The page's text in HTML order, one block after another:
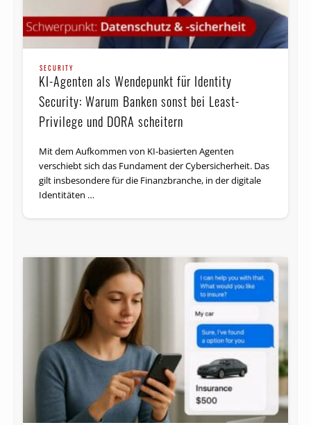
SECURITY
KI-Agenten als Wendepunkt für Identity
Security: Warum Banken sonst bei Least-
Privilege und DORA scheitern
Mit dem Aufkommen von KI-basierten Agenten
verschiebt sich das Fundament der Cybersicherheit. Das
gilt insbesondere für die Finanzbranche, in der digitale
Identitäten …